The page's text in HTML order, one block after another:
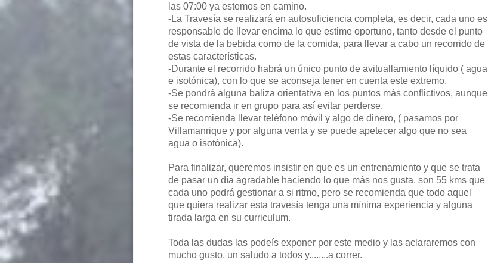
las 07:00 ya estemos en camino.
-La Travesía se realizará en autosuficiencia completa, es decir, cada uno es
responsable de llevar encima lo que estime oportuno, tanto desde el punto
de vista de la bebida como de la comida, para llevar a cabo un recorrido de
estas características.
-Durante el recorrido habrá un único punto de avituallamiento líquido ( agua
e isotónica), con lo que se aconseja tener en cuenta este extremo.
-Se pondrá alguna baliza orientativa en los puntos más conflictivos, aunque
se recomienda ir en grupo para así evitar perderse.
-Se recomienda llevar teléfono móvil y algo de dinero, ( pasamos por
Villamanrique y por alguna venta y se puede apetecer algo que no sea
agua o isotónica).
Para finalizar, queremos insistir en que es un entrenamiento y que se trata
de pasar un día agradable haciendo lo que más nos gusta, son 55 kms que
cada uno podrá gestionar a si ritmo, pero se recomienda que todo aquel
que quiera realizar esta travesía tenga una mínima experiencia y alguna
tirada larga en su curriculum.
Toda las dudas las podeís exponer por este medio y las aclararemos con
mucho gusto, un saludo a todos y........a correr.